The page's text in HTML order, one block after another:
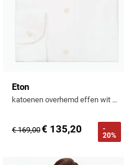
Eton
katoenen overhemd effen wit button down contemporary fit
€ 169,00€ 135,20
-
20%